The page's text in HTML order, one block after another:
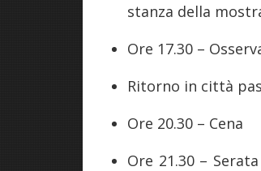
stanza della
Ore 17.30 –
Ritorno in città
Ore 20.30 – Cena
Ore 21.30 –